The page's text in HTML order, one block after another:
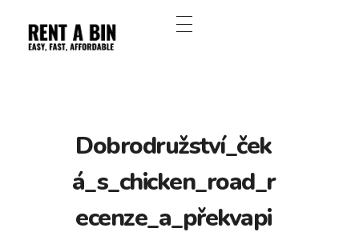
Dobrodružství_ček
á_s_chicken_road_r
ecenze_a_překvapi